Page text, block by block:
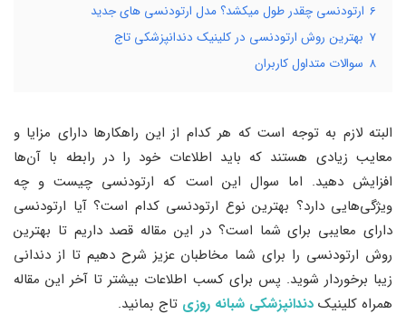
6 ارتودنسی چقدر طول میکشد؟ مدل ارتودنسی های جدید
7 بهترین روش ارتودنسی در کلینیک دندانپزشکی تاج
8 سوالات متداول کاربران
البته لازم به توجه است که هر کدام از این راهکارها دارای مزایا و
معایب زیادی هستند که باید اطلاعات خود را در رابطه با آن‌ها
افزایش دهید. اما سوال این است که ارتودنسی چیست و چه
ویژگی‌هایی دارد؟ بهترین نوع ارتودنسی کدام است؟ آیا ارتودنسی
دارای معایبی برای شما است؟ در این مقاله قصد داریم تا بهترین
روش ارتودنسی را برای شما مخاطبان عزیز شرح دهیم تا از دندانی
زیبا برخوردار شوید. پس برای کسب اطلاعات بیشتر تا آخر این مقاله
همراه کلینیک دندانپزشکی شبانه روزی تاج بمانید.